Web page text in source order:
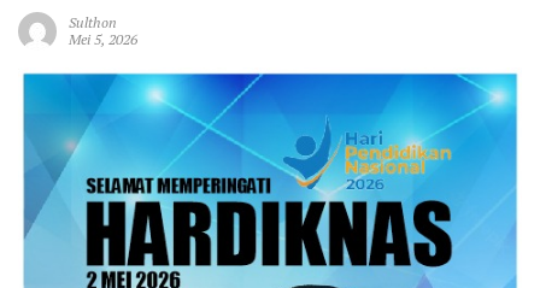
Sulthon
Mei 5, 2026